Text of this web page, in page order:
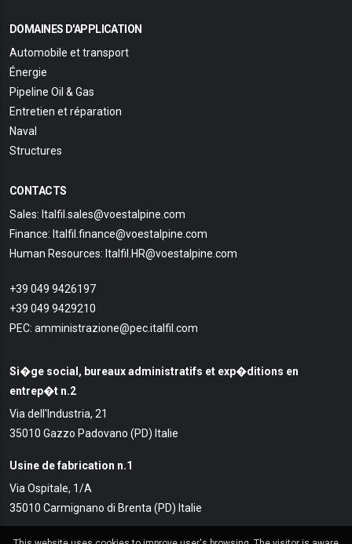
DOMAINES D'APPLICATION
Automobile et transport
Énergie
Pipeline Oil & Gas
Entretien et réparation
Naval
Structures
CONTACTS
Sales: Italfil.sales@voestalpine.com
Finance: Italfil.finance@voestalpine.com
Human Resources: Italfil.HR@voestalpine.com
+39 049 9426197
+39 049 9429210
PEC: amministrazione@pec.italfil.com
Si�ge social, bureaux administratifs et exp�ditions en
entrep�t n.2
Via dell'Industria, 21
35010 Gazzo Padovano (PD) Italie
Usine de fabrication n.1
Via Ospitale, 1/A
35010 Carmignano di Brenta (PD) Italie